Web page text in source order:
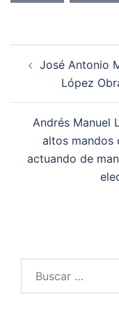
de
entradas
José Antonio
López
Andrés Manuel
altos mandos
actuando de